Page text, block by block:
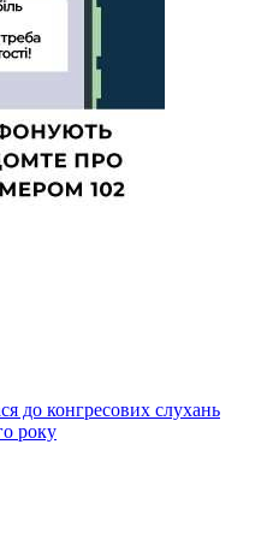
до конгресових слухань
року